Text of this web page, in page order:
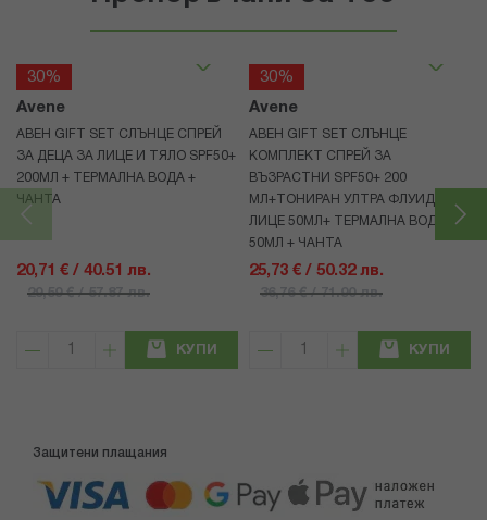
30%
Avene
АВЕН GIFT SET СЛЪНЦЕ СПРЕЙ
ЗА ДЕЦА ЗА ЛИЦЕ И ТЯЛО SPF50+
200МЛ + ТЕРМАЛНА ВОДА +
ЧАНТА
20,71 € / 40.51 лв.
29,59 € / 57.87 лв.
КУПИ
30%
Avene
АВЕН GIFT SET СЛЪНЦЕ
КОМПЛЕКТ СПРЕЙ ЗА
ВЪЗРАСТНИ SPF50+ 200
МЛ+ТОНИРАН УЛТРА ФЛУИД ЗА
ЛИЦЕ 50МЛ+ ТЕРМАЛНА ВОДА
50МЛ + ЧАНТА
25,73 € / 50.32 лв.
36,76 € / 71.90 лв.
КУПИ
Защитени плащания